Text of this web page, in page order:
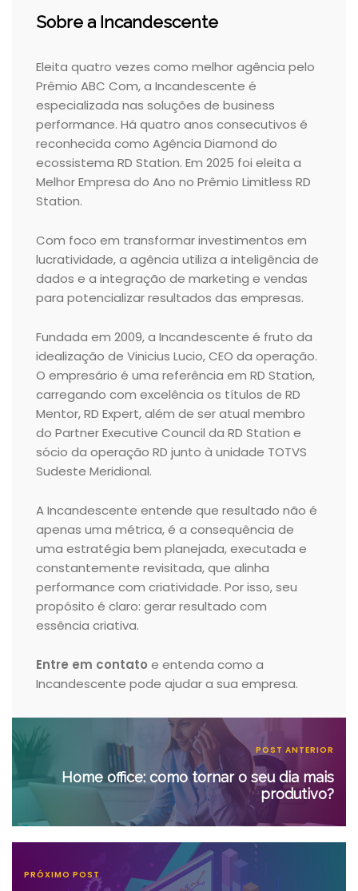
Sobre a Incandescente
Eleita quatro vezes como melhor agência pelo
Prêmio ABC Com, a Incandescente é
especializada nas soluções de business
performance. Há quatro anos consecutivos é
reconhecida como Agência Diamond do
ecossistema RD Station. Em 2025 foi eleita a
Melhor Empresa do Ano no Prêmio Limitless RD
Station.
Com foco em transformar investimentos em
lucratividade, a agência utiliza a inteligência de
dados e a integração de marketing e vendas
para potencializar resultados das empresas.
Fundada em 2009, a Incandescente é fruto da
idealização de Vinicius Lucio, CEO da operação.
O empresário é uma referência em RD Station,
carregando com excelência os títulos de RD
Mentor, RD Expert, além de ser atual membro
do Partner Executive Council da RD Station e
sócio da operação RD junto à unidade TOTVS
Sudeste Meridional.
A Incandescente entende que resultado não é
apenas uma métrica, é a consequência de
uma estratégia bem planejada, executada e
constantemente revisitada, que alinha
performance com criatividade. Por isso, seu
propósito é claro: gerar resultado com
essência criativa.
Entre em contato e entenda como a
Incandescente pode ajudar a sua empresa.
POST ANTERIOR
Home office: como tornar o seu dia mais
produtivo?
PRÓXIMO POST